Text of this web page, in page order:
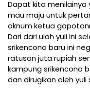
Dapat kita menilainya
mau maju untuk
oknum ketua
Dari dari ulah yuli ini
srikencono baru ini
ratusan juta rupiah
kampung srikencono
dan dirugikan oleh